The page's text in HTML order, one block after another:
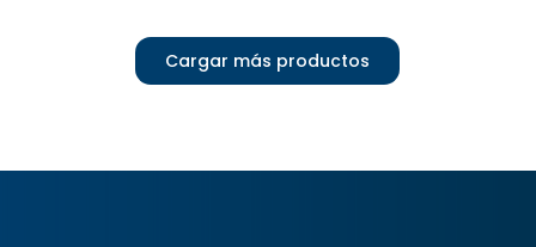
Cargar más productos